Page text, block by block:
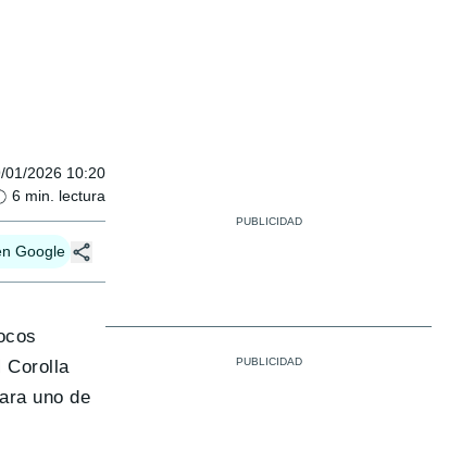
01/2026 10:20
6 min. lectura
Google
Corolla
uno de